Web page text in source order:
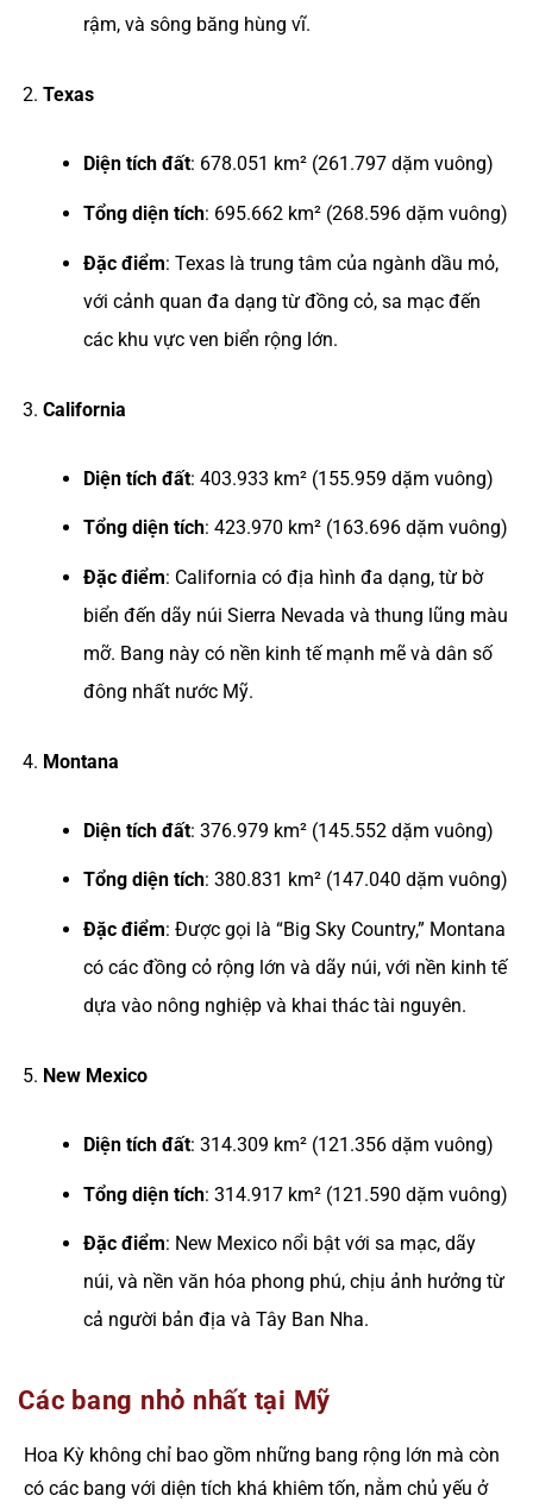
rậm, và sông băng hùng vĩ.
Texas
Diện tích đất: 678.051 km² (261.797 dặm vuông)
Tổng diện tích: 695.662 km² (268.596 dặm vuông)
Đặc điểm: Texas là trung tâm của ngành dầu mỏ,
với cảnh quan đa dạng từ đồng cỏ, sa mạc đến
các khu vực ven biển rộng lớn.
California
Diện tích đất: 403.933 km² (155.959 dặm vuông)
Tổng diện tích: 423.970 km² (163.696 dặm vuông)
Đặc điểm: California có địa hình đa dạng, từ bờ
biển đến dãy núi Sierra Nevada và thung lũng màu
mỡ. Bang này có nền kinh tế mạnh mẽ và dân số
đông nhất nước Mỹ.
Montana
Diện tích đất: 376.979 km² (145.552 dặm vuông)
Tổng diện tích: 380.831 km² (147.040 dặm vuông)
Đặc điểm: Được gọi là “Big Sky Country,” Montana
có các đồng cỏ rộng lớn và dãy núi, với nền kinh tế
dựa vào nông nghiệp và khai thác tài nguyên.
New Mexico
Diện tích đất: 314.309 km² (121.356 dặm vuông)
Tổng diện tích: 314.917 km² (121.590 dặm vuông)
Đặc điểm: New Mexico nổi bật với sa mạc, dãy
núi, và nền văn hóa phong phú, chịu ảnh hưởng từ
cả người bản địa và Tây Ban Nha.
Các bang nhỏ nhất tại Mỹ
Hoa Kỳ không chỉ bao gồm những bang rộng lớn mà còn
có các bang với diện tích khá khiêm tốn, nằm chủ yếu ở